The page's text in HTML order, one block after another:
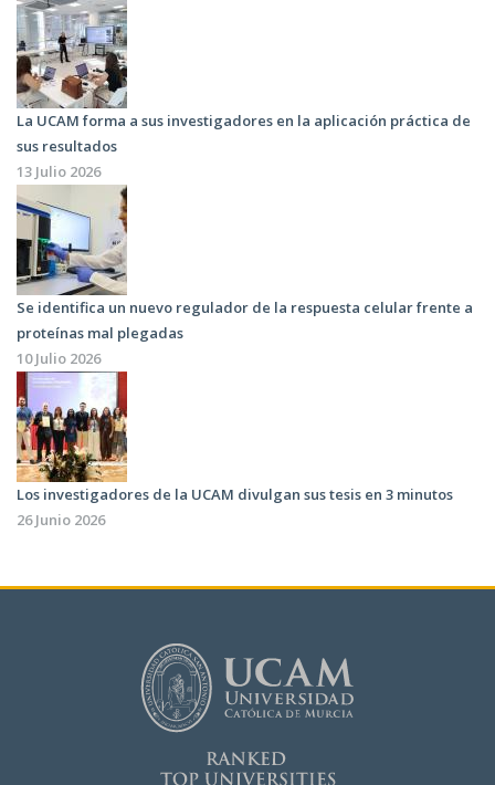
La UCAM forma a sus investigadores en la aplicación práctica de
sus resultados
13 Julio 2026
Se identifica un nuevo regulador de la respuesta celular frente a
proteínas mal plegadas
10 Julio 2026
Los investigadores de la UCAM divulgan sus tesis en 3 minutos
26 Junio 2026